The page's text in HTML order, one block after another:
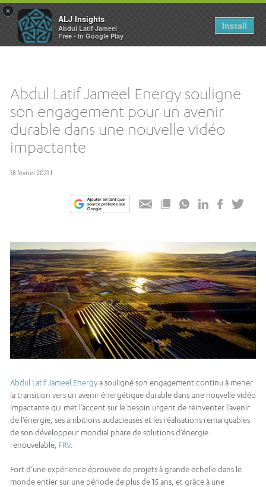
×
ALJ Insights
Abdul Latif Jameel
Free - In Google Play
Install
Toggle
navigation
Abdul Latif Jameel Energy souligne
son engagement pour un avenir
durable dans une nouvelle vidéo
impactante
18 février 2021 I
Abdul Latif Jameel Energya souligné son engagement continu à mener
la transition vers un avenir énergétique durable dans une nouvelle vidéo
impactante qui met l’accent sur le besoin urgent de réinventer l’avenir
de l’énergie, ses ambitions audacieuses et les réalisations remarquables
de son développeur mondial phare de solutions d’énergie
renouvelable, FRV.
Fort d’une expérience éprouvée de projets à grande échelle dans le
monde entier sur une période de plus de 15 ans, et grâce à une